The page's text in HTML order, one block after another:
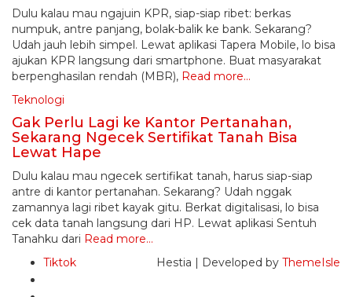
Dulu kalau mau ngajuin KPR, siap-siap ribet: berkas
numpuk, antre panjang, bolak-balik ke bank. Sekarang?
Udah jauh lebih simpel. Lewat aplikasi Tapera Mobile, lo bisa
ajukan KPR langsung dari smartphone. Buat masyarakat
berpenghasilan rendah (MBR), Read more…
Teknologi
Gak Perlu Lagi ke Kantor Pertanahan,
Sekarang Ngecek Sertifikat Tanah Bisa
Lewat Hape
Dulu kalau mau ngecek sertifikat tanah, harus siap-siap
antre di kantor pertanahan. Sekarang? Udah nggak
zamannya lagi ribet kayak gitu. Berkat digitalisasi, lo bisa
cek data tanah langsung dari HP. Lewat aplikasi Sentuh
Tanahku dari Read more…
Tiktok
Hestia | Developed by ThemeIsle